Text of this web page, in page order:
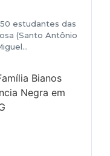
estudantes das
(Santo Antônio